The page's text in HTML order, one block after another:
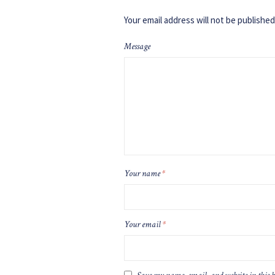
Your email address will not be
Message
Your name*
Your email*